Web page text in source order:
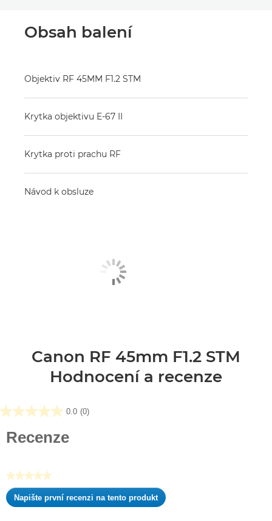
Obsah balení
Objektiv RF 45MM F1.2 STM
Krytka objektivu E-67 II
Krytka proti prachu RF
Návod k obsluze
Canon RF 45mm F1.2 STM
Hodnocení a recenze
0.0 (0)
0.0
Recenze
★★★★★
Žádná
hodnota
Napište první recenzi na tento produkt
.